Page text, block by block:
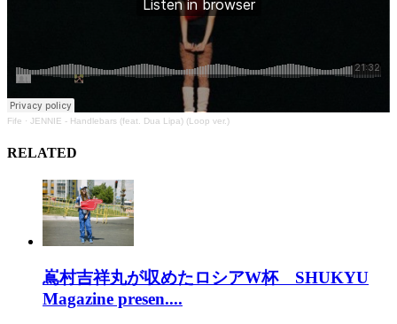
Fife · JENNIE - Handlebars (feat. Dua Lipa) (Loop ver.)
RELATED
嶌村吉祥丸が収めたロシアW杯 SHUKYU
Magazine presen....